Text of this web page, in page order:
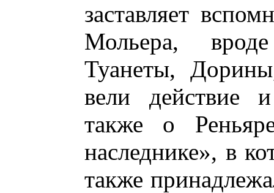
заставляет
Мольера,
Туанеты,
вели действие
также о
наследнике», в
также